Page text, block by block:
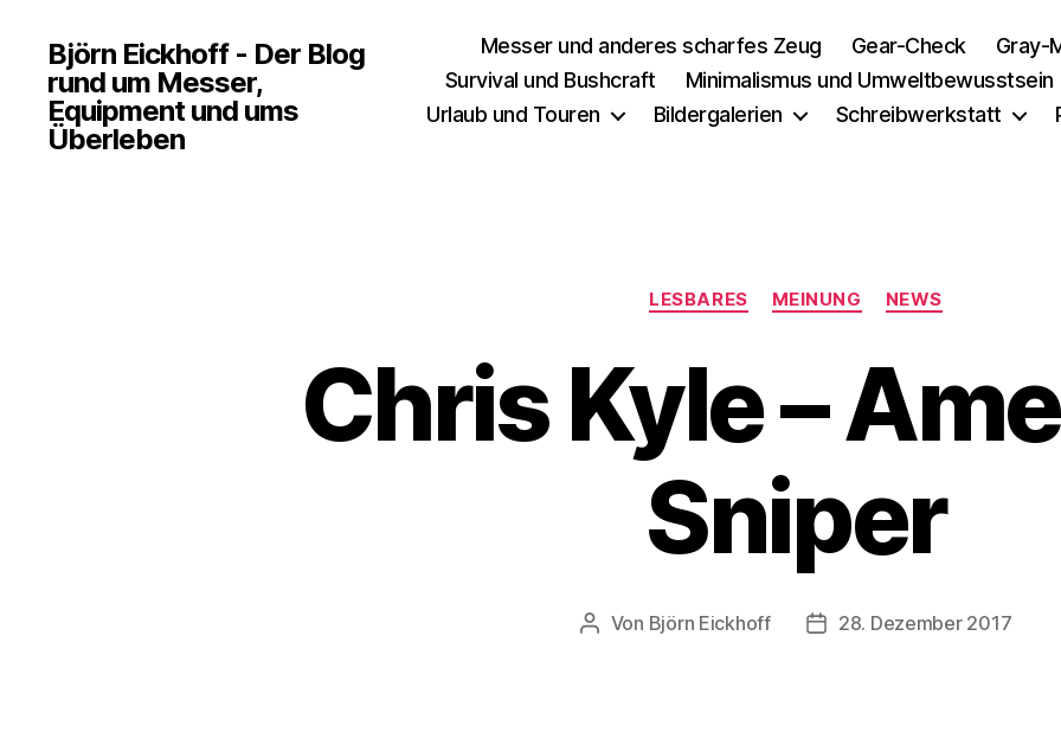
Björn Eickhoff - Der Blog
rund um Messer,
Equipment und ums
Überleben
Messer und anderes scharfes Zeug Gear-Check
Gray-
Survival und Bushcraft
Minimalismus und Umweltbewusstsein
Urlaub und Touren
Bildergalerien Schreibwerkstatt
Kategorien
LESBARES MEINUNG NEWS
Chris Kyle –
Sniper
Beitragsautor
Von Björn Eickhoff Veröffentlichungsdatum
28. Dezember 2017